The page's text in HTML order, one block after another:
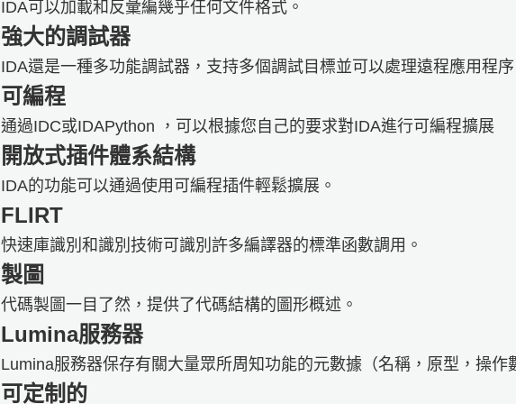
IDA可以加載和反彙編幾乎任何文件格式。
​​​​​強大的調試器
IDA還是一種多功能調試器，支持多個調試目標並可以處理遠程應用程序
可編程
通過IDC或IDAPython ，可以根據您自己的要求對IDA進行可編程擴展
​​​​開放式插件體系結構
IDA的功能可以通過使用可編程插件輕鬆擴展。
FLIRT
快速庫識別和識別技術可識別許多編譯器的標準函數調用。
​​​​​​製圖
代碼製圖一目了然，提供了代碼結構的圖形概述。
Lumina服務器
Lumina服務器保存有關大量眾所周知功能的元數據（名稱，原型，操作
​​​​​可定制的